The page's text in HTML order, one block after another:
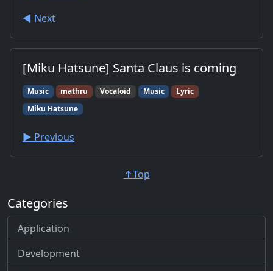
◀︎ Next
[Miku Hatsune] Santa Claus is coming
Music mathru Vocaloid Music
Lyric
Miku Hatsune
▶︎ Previous
↑Top
Categories
Application
Development